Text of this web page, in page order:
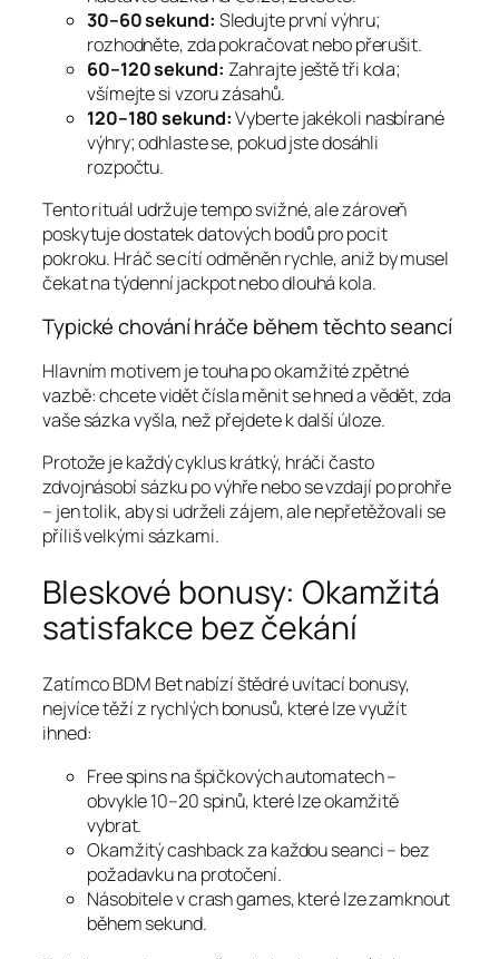
30–60 sekund: Sledujte první výhru;
rozhodněte, zda pokračovat nebo přerušit.
60–120 sekund: Zahrajte ještě tři kola;
všímejte si vzoru zásahů.
120–180 sekund:Vyberte jakékoli nasbírané
výhry; odhlaste se, pokud jste dosáhli
rozpočtu.
Tento rituál udržuje tempo svižné, ale zároveň
poskytuje dostatek datových bodů pro pocit
pokroku. Hráč se cítí odměněn rychle, aniž by musel
čekat na týdenní jackpot nebo dlouhá kola.
Typické chování hráče během těchto seancí
Hlavním motivem je touha po okamžité zpětné
vazbě: chcete vidět čísla měnit se hned a vědět, zda
vaše sázka vyšla, než přejdete k další úloze.
Protože je každý cyklus krátký, hráči často
zdvojnásobí sázku po výhře nebo se vzdají po prohře
– jen tolik, aby si udrželi zájem, ale nepřetěžovali se
příliš velkými sázkami.
Bleskové bonusy: Okamžitá
satisfakce bez čekání
Zatímco BDM Bet nabízí štědré uvítací bonusy,
nejvíce těží z rychlých bonusů, které lze využít
ihned:
Free spins na špičkových automatech –
obvykle 10–20 spinů, které lze okamžitě
vybrat.
Okamžitý cashback za každou seanci – bez
požadavku na protočení.
Násobitele v crash games, které lze zamknout
během sekund.